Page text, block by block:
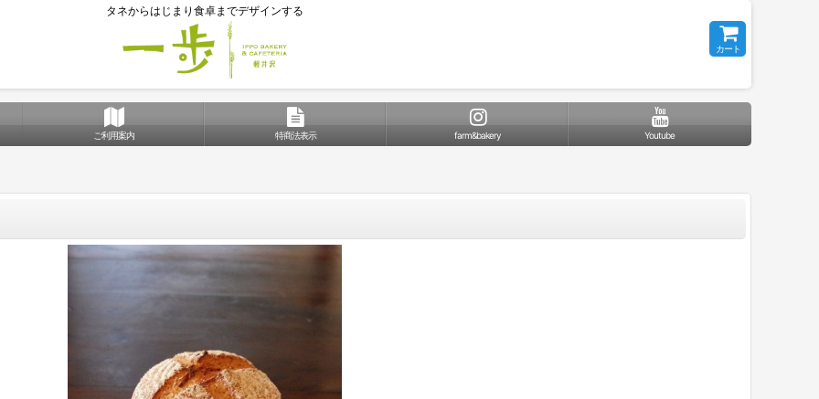
タネからはじまり食卓までデザインする
カート
ご利用案内 特商法表示 farm&bakery Youtube